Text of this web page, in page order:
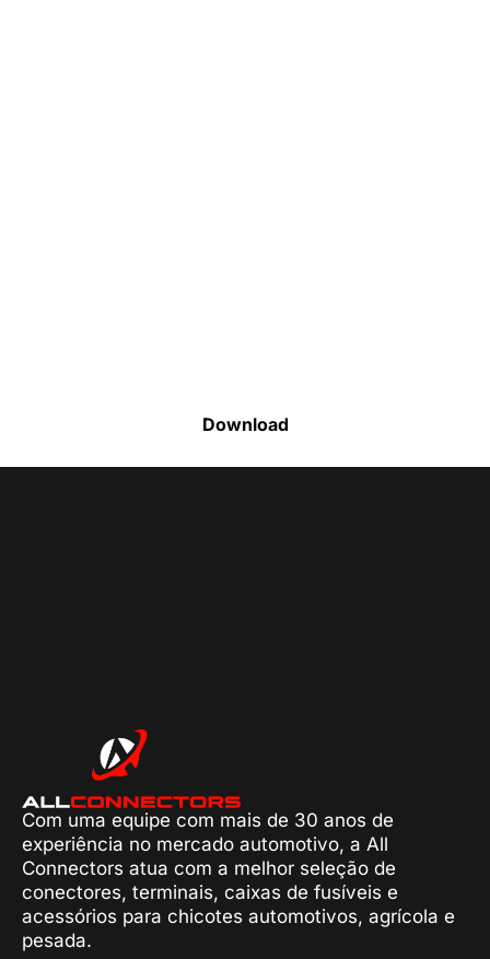
Download
Com uma equipe com mais de 30 anos de
experiência no mercado automotivo, a All
Connectors atua com a melhor seleção de
conectores, terminais, caixas de fusíveis e
acessórios para chicotes automotivos, agrícola e
pesada.